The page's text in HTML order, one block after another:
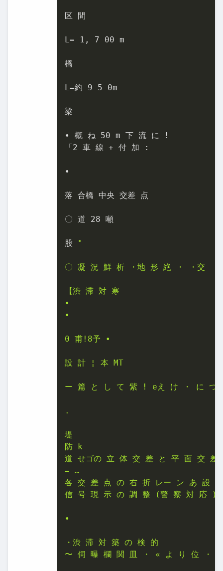
区 間
L= 1, 7 00 m
橋
L=約 9 5 0m
梁
• 概 ね 50 m 下 流 に !
「2 車 線 + 付 加 :
•
落 合橋 中央 交差 点
〇 道 28 噸
股 "
〇 凝 況 鮮 析 ・地 形 絶 ・ ・交
【渋 滞 対 寒
•
•
0 甫!8予 •
設 計 ¦ 本 MT
ー 篇 と し て 紫 ! eえ け ・ に つ
.
堤
防 k
道 せゴの 立 体 交 差 と 平 面 交 差
= …
各 交 差 点 の 右 折 レー ン あ 設 置
信 号 現 示 の 調 整 (警 察 対 応 )
•
・渋 滞 対 築 の 検 的
〜 伺 曝 欄 関 皿 ・ « よ り 位 ・